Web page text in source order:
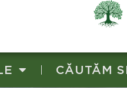
CĂUTĂM